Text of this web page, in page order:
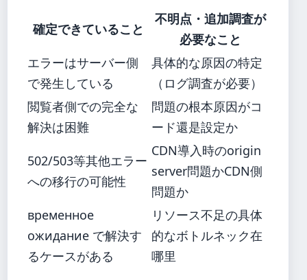
確定できていること
不明点・追加調査が
必要なこと
エラーはサーバー側
で発生している
具体的な原因の特定
（ログ調査が必要）
閲覧者側での完全な
解決は困難
問題の根本原因がコ
ード還是設定か
502/503等其他エラー
への移行の可能性
CDN導入時のorigin
server問題かCDN側
問題か
временное
ожидание で解決す
るケースがある
リソース不足の具体
的なボトルネック在
哪里